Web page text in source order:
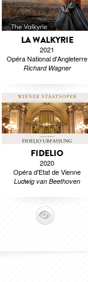
LA WALKYRIE
2021
Opéra National d'Angleterre
Richard Wagner
FIDELIO
2020
Opéra d'Etat de Vienne
Ludwig van Beethoven